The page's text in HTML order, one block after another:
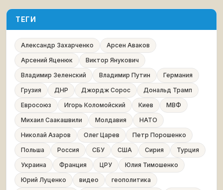
ТЕГИ
Александр Захарченко
Арсен Аваков
Арсений Яценюк
Виктор Янукович
Владимир Зеленский
Владимир Путин
Германия
Грузия
ДНР Джордж Сорос
Дональд Трамп
Евросоюз
Игорь Коломойский Киев
МВФ
Михаил Саакашвили
Молдавия
НАТО
Николай Азаров
Олег Царев
Петр Порошенко
Польша
Россия СБУ США Сирия
Турция
Украина
Франция ЦРУ
Юлия Тимошенко
Юрий Луценко
видео
геополитика